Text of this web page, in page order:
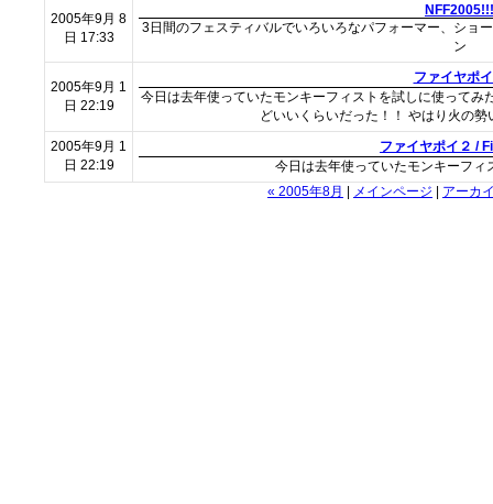
2005年9月 8
日 17:33
NFF2005!!!
3日間のフェスティバルでいろいろなパフォーマー、ショ
ン
2005年9月 1
日 22:19
ファイヤポ
今日は去年使っていたモンキーフィストを試しに使って
どいいくらいだった！！ やはり火の
2005年9月 1
日 22:19
ファイヤポイ２ /
今日は去年使っていたモンキーフィ
« 2005年8月 | メインページ | アーカ